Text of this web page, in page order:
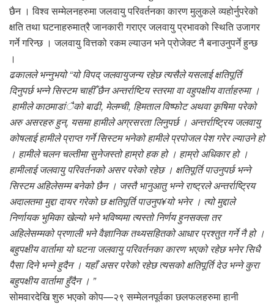
छैन । विश्व सम्मेलनहरुमा जलवायु परिवर्तनका कारण मुलुकले व्यहोर्नुपरेको
क्षति तथा घटनाहरुमात्रै जानकारी गराएर जलवायु प्रभावको स्थिति उजागर
गर्ने गरिन्छ । जलवायु वित्तको रकम ल्याउन भने प्रोजेक्ट नै बनाउनुपर्ने हुन्छ
।
ढकालले भन्नुभयो “यो विपद् जलवायुजन्य रहेछ त्यसैले यसलाई क्षतिपूर्ति
दिनुपर्छ भन्ने सिस्टम चाहीँ छैन अन्तर्राष्टिय स्तरमा वा वहुपक्षीय वार्ताहरुमा ।
हामीले काठमाडांैको बाढी, मेलम्ची, हिमताल विष्फोट अथवा कृषिमा परेको
अरु असरहरु हुन्, यसमा हामीले अग्रसरता लिनुपर्छ । अन्तर्राष्ट्रिय जलवायु
कोषलाई हामीले प्राप्त गर्ने सिस्टम भनेको हामीले प्रपोजल पेश गरेर ल्याउने हो
। हामीले चलन चल्तीमा सुनेजस्तो हाम्रो हक हो । हाम्रो अधिकार हो ।
हामीलाई जलवायु परिवर्तनको असर परेको रहेछ । क्षतिपूर्ति पाउनुपर्छ भन्ने
सिस्टम अहिलेसम्म बनेको छैन । जस्तै भानुआतु भन्ने राष्ट्रले अन्तर्राष्ट्रिय
अदालतमा मुद्दा दायर गरेको छ क्षतिपूर्ति पाउनुप¥यो भनेर । त्यो मुद्दाले
निर्णायक भुमिका खेल्यो भने भविष्यमा त्यस्तो निर्णय हुनसक्ला तर
अहिलेसम्मको प्रणाली भने वैज्ञानिक तथ्यसहितको आधार प्रश्तुत गर्ने नै हो ।
बहुपक्षीय वार्तामा यो घटना जलवायु परिवर्तनका कारण भएको रहेछ भनेर सिधै
पैसा दिने भन्ने हुदैन । यहाँ असर परेको रहेछ त्यसको क्षतिपूर्ति देउ भन्ने कुरा
बहुपक्षीय वार्तामा हुँदैन । ”
सोमवारदेखि शुरु भएको कोप—२९ सम्मेलनपूर्वका छलफलहरुमा हानी